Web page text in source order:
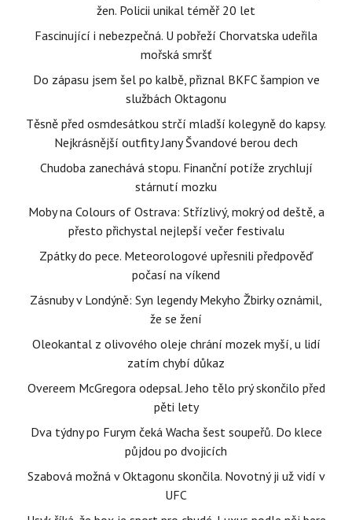
žen. Policii unikal téměř 20 let
Fascinující i nebezpečná. U pobřeží Chorvatska udeřila
mořská smršť
Do zápasu jsem šel po kalbě, přiznal BKFC šampion ve
službách Oktagonu
Těsně před osmdesátkou strčí mladší kolegyně do kapsy.
Nejkrásnější outfity Jany Švandové berou dech
Chudoba zanechává stopu. Finanční potíže zrychlují
stárnutí mozku
Moby na Colours of Ostrava: Střízlivý, mokrý od deště, a
přesto přichystal nejlepší večer festivalu
Zpátky do pece. Meteorologové upřesnili předpověď
počasí na víkend
Zásnuby v Londýně: Syn legendy Mekyho Žbirky oznámil,
že se žení
Oleokantal z olivového oleje chrání mozek myší, u lidí
zatím chybí důkaz
Overeem McGregora odepsal. Jeho tělo prý skončilo před
pěti lety
Dva týdny po Furym čeká Wacha šest soupeřů. Do klece
půjdou po dvojicích
Szabová možná v Oktagonu skončila. Novotný ji už vidí v
UFC